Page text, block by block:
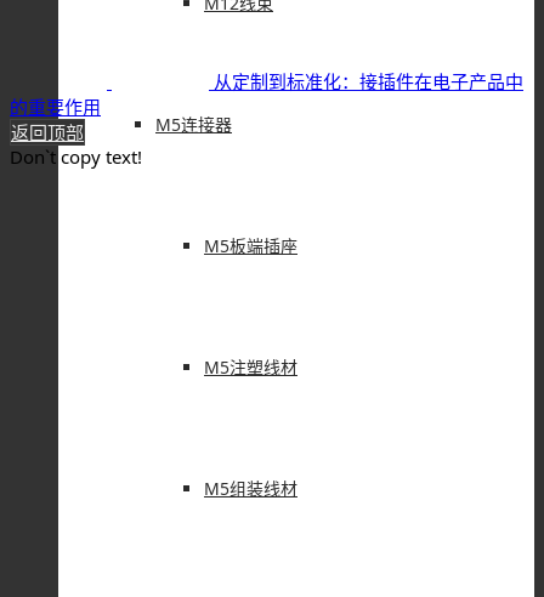
M5连接器
M5板端插座
M5注塑线材
M5组装线材
从定制到标准化：接插件在电子产品中
的重要作用
返回顶部
Don`t copy text!